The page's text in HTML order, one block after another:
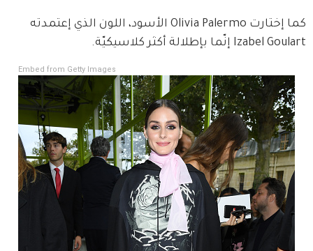
كما إختارت Olivia Palermo الأسود، اللون الذي إعتمدته
Izabel Goulart إنّما بإطلالة أكثر كلاسيكيّة.
Embed from Getty Images